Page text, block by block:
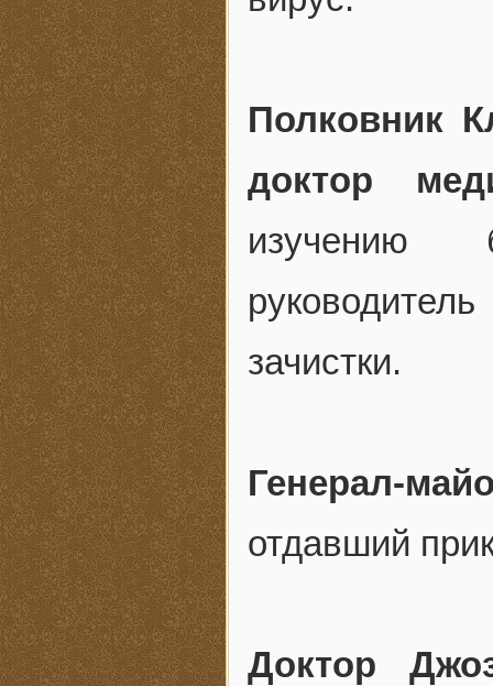
Полковник
доктор
изучению
зачистки.
Генерал-
отдавший
Доктор